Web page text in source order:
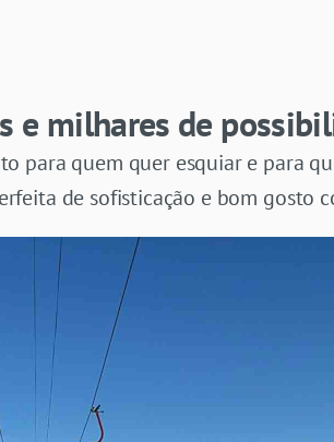
e milhares de
para quem quer esquiar e para
de sofisticação e bom gosto